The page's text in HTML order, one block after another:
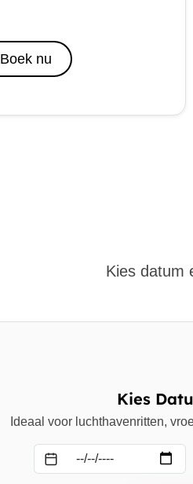
Boek nu
Kies datum
Kies
Ideaal voor luchthavenritten,